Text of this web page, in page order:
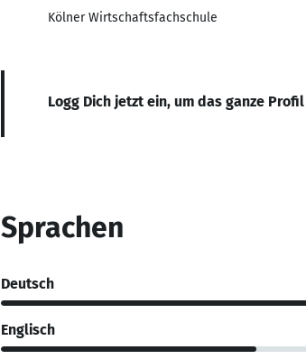
Kölner Wirtschaftsfachschule
Logg Dich jetzt ein, um das ganze
Sprachen
Deutsch
Englisch